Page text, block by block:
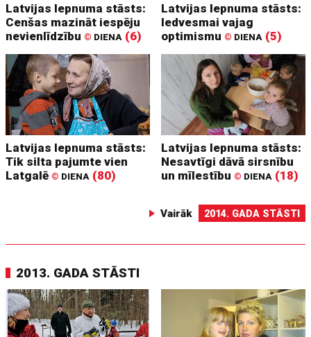
Latvijas lepnuma stāsts:
Cenšas mazināt iespēju
nevienlīdzību © DIENA (6)
Latvijas lepnuma stāsts:
Iedvesmai vajag
optimismu © DIENA (5)
Latvijas lepnuma stāsts:
Tik silta pajumte vien
Latgalē © DIENA (80)
Latvijas lepnuma stāsts:
Nesavtīgi dāvā sirsnību
un mīlestību © DIENA (18)
Vairāk 2014. GADA STĀSTI
2013. GADA STĀSTI